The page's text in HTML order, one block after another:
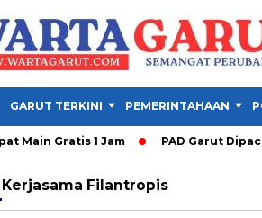
GARUT TERKINI PEMERINTAHAAN
Gratis 1 Jam PAD Garut Dipacu
Kerjasama Filantropis